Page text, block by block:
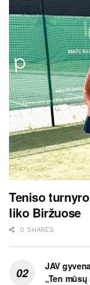
Teniso
liko Biržuose
0 SHARES
JAV
„Ten